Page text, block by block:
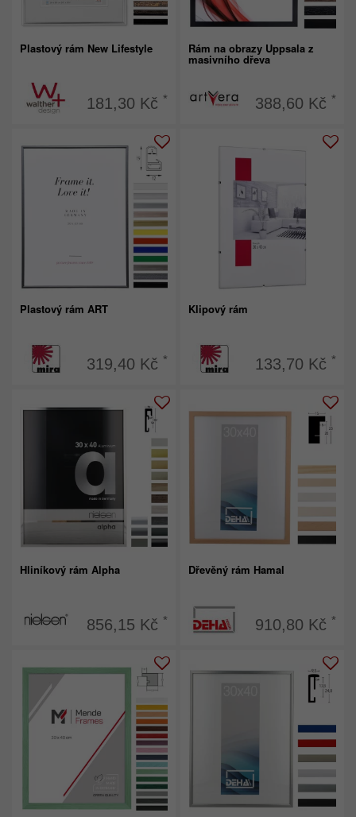
Plastový rám New Lifestyle
181,30 Kč *
Rám na obrazy Uppsala z
masivního dřeva
388,60 Kč *
Plastový rám ART
319,40 Kč *
Klipový rám
133,70 Kč *
Hliníkový rám Alpha
856,15 Kč *
Dřevěný rám Hamal
910,80 Kč *